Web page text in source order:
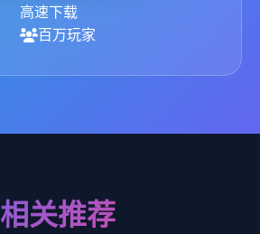
高速下载
百万玩家
相关推荐